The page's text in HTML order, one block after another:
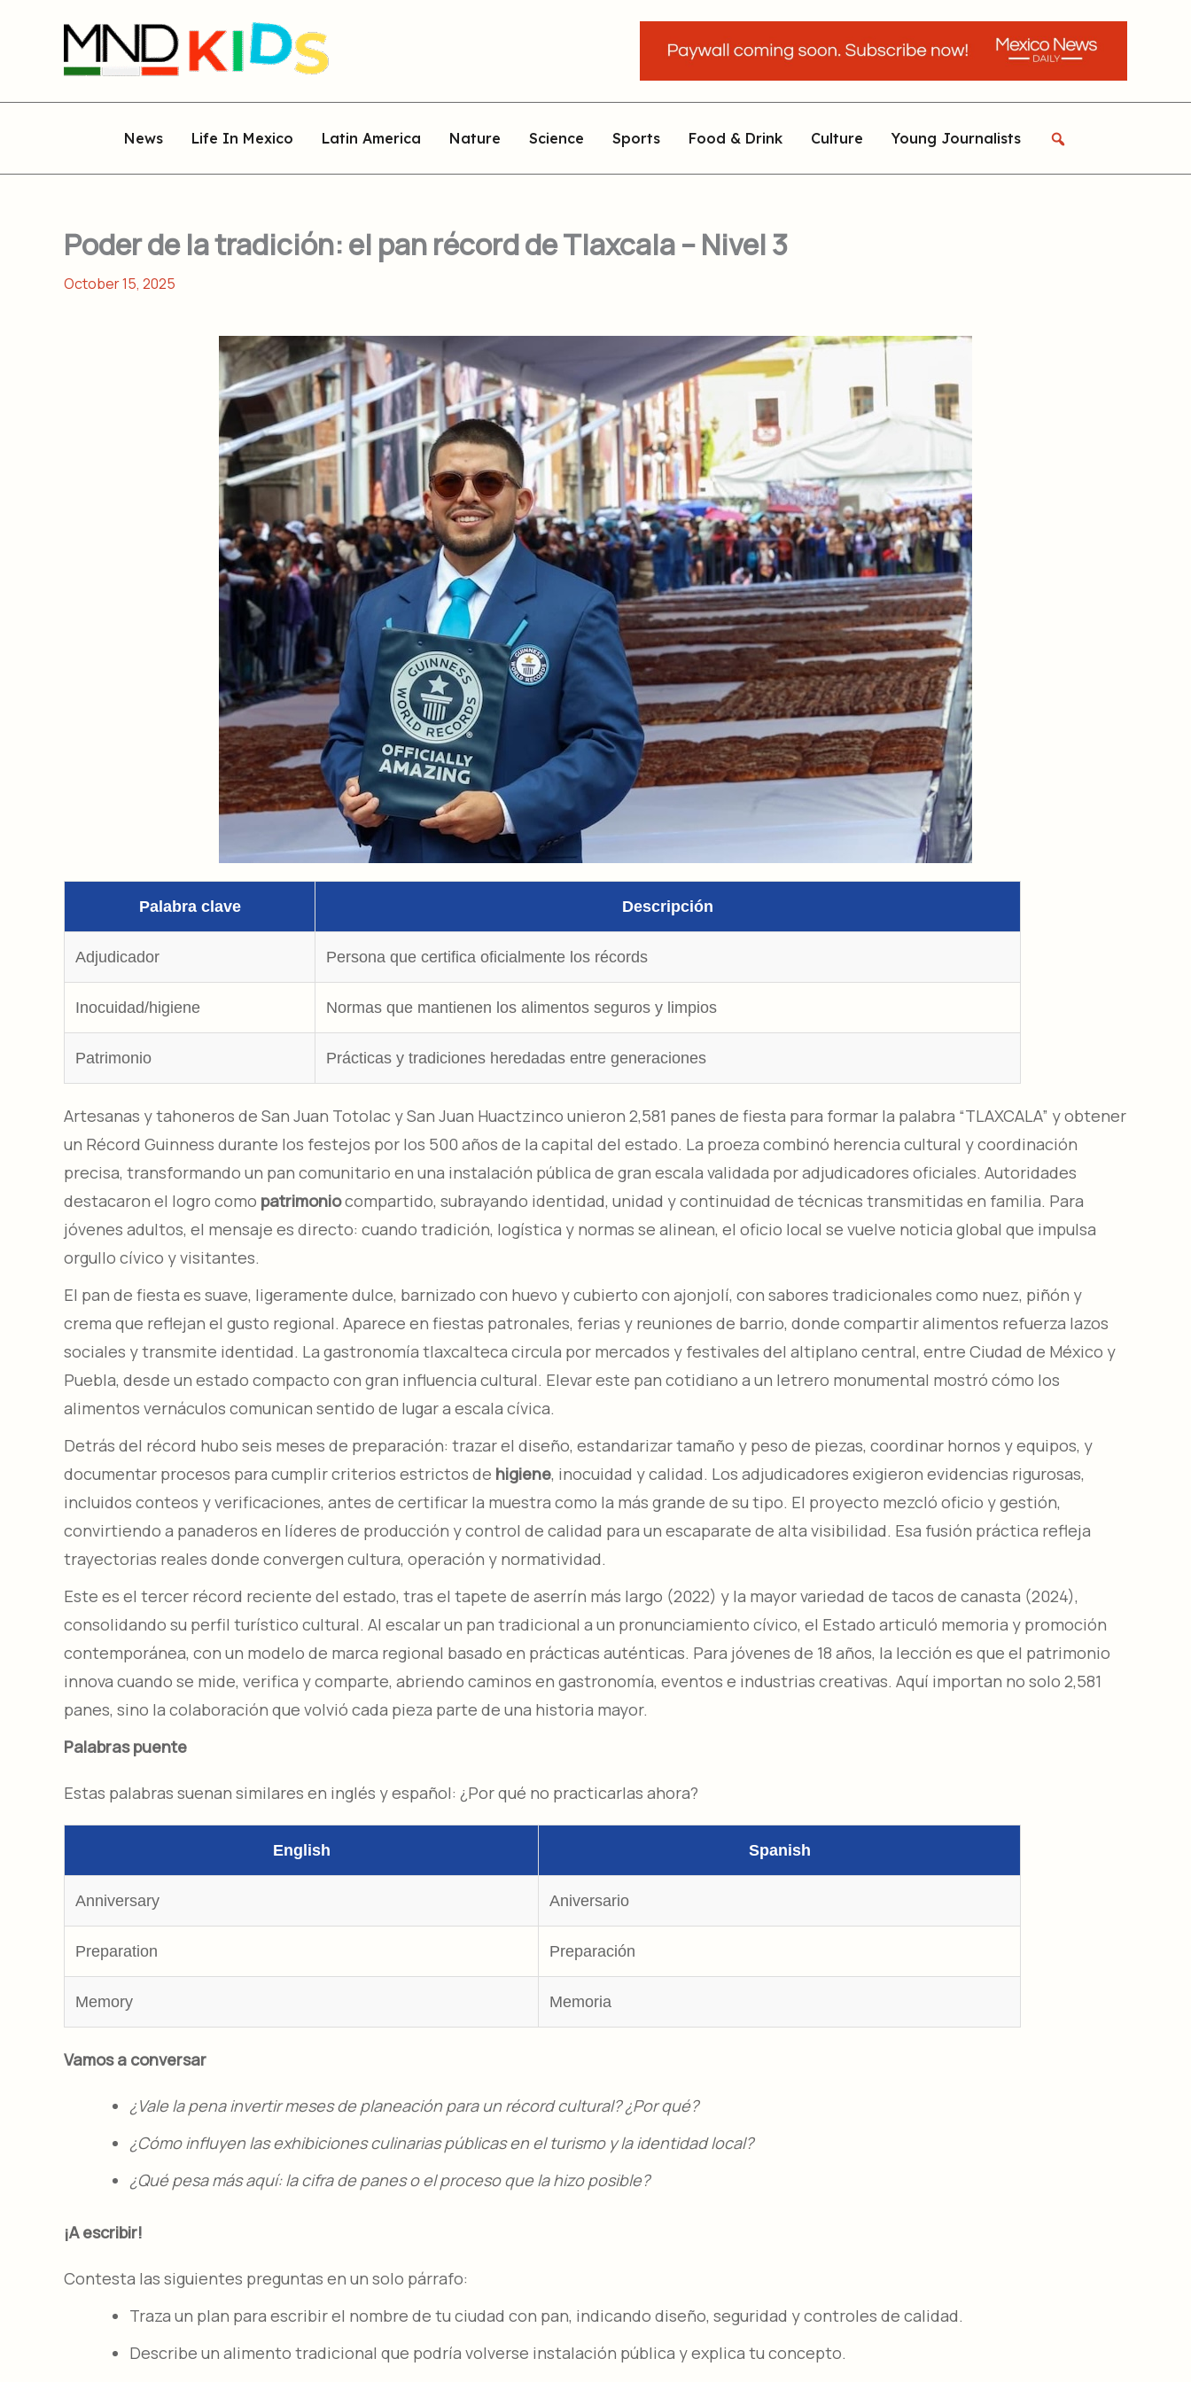
News Life In Mexico Latin America Nature Science Sports Food & Drink Culture Young Journalists
Poder de la tradición: el pan récord de Tlaxcala​ – Nivel 3
Palabra clave Descripción
Adjudicador Persona que certifica oficialmente los récords​
Inocuidad/higiene Normas que mantienen los alimentos seguros y limpios​
Patrimonio Prácticas y tradiciones heredadas entre generaciones​
Artesanas y tahoneros de San Juan Totolac y San Juan Huactzinco unieron 2,581 panes de fiesta para formar la palabra “TLAXCALA” y obtener
un Récord Guinness durante los festejos por los 500 años de la capital del estado. La proeza combinó herencia cultural y coordinación
precisa, transformando un pan comunitario en una instalación pública de gran escala validada por adjudicadores oficiales. Autoridades
destacaron el logro como patrimoniocompartido, subrayando identidad, unidad y continuidad de técnicas transmitidas en familia. Para
jóvenes adultos, el mensaje es directo: cuando tradición, logística y normas se alinean, el oficio local se vuelve noticia global que impulsa
orgullo cívico y visitantes.​
El pan de fiesta es suave, ligeramente dulce, barnizado con huevo y cubierto con ajonjolí, con sabores tradicionales como nuez, piñón y
crema que reflejan el gusto regional. Aparece en fiestas patronales, ferias y reuniones de barrio, donde compartir alimentos refuerza lazos
sociales y transmite identidad. La gastronomía tlaxcalteca circula por mercados y festivales del altiplano central, entre Ciudad de México y
Puebla, desde un estado compacto con gran influencia cultural. Elevar este pan cotidiano a un letrero monumental mostró cómo los
alimentos vernáculos comunican sentido de lugar a escala cívica.​
Detrás del récord hubo seis meses de preparación: trazar el diseño, estandarizar tamaño y peso de piezas, coordinar hornos y equipos, y
documentar procesos para cumplir criterios estrictos de higiene, inocuidad y calidad. Los adjudicadores exigieron evidencias rigurosas,
incluidos conteos y verificaciones, antes de certificar la muestra como la más grande de su tipo. El proyecto mezcló oficio y gestión,
convirtiendo a panaderos en líderes de producción y control de calidad para un escaparate de alta visibilidad. Esa fusión práctica refleja
trayectorias reales donde convergen cultura, operación y normatividad.​
Este es el tercer récord reciente del estado, tras el tapete de aserrín más largo (2022) y la mayor variedad de tacos de canasta (2024),
consolidando su perfil turístico cultural. Al escalar un pan tradicional a un pronunciamiento cívico, el Estado articuló memoria y promoción
contemporánea, con un modelo de marca regional basado en prácticas auténticas. Para jóvenes de 18 años, la lección es que el patrimonio
innova cuando se mide, verifica y comparte, abriendo caminos en gastronomía, eventos e industrias creativas. Aquí importan no solo 2,581
panes, sino la colaboración que volvió cada pieza parte de una historia mayor.​
Palabras puente
Estas palabras suenan similares en inglés y español: ¿Por qué no practicarlas ahora?
English Spanish
Anniversary Aniversario
Preparation Preparación
Memory Memoria
Vamos a conversar
¿Vale la pena invertir meses de planeación para un récord cultural? ¿Por qué?​
¿Cómo influyen las exhibiciones culinarias públicas en el turismo y la identidad local?​
¿Qué pesa más aquí: la cifra de panes o el proceso que la hizo posible?​
¡A escribir!
Contesta las siguientes preguntas en un solo párrafo:
Traza un plan para escribir el nombre de tu ciudad con pan, indicando diseño, seguridad y controles de calidad.​
Describe un alimento tradicional que podría volverse instalación pública y explica tu concepto.